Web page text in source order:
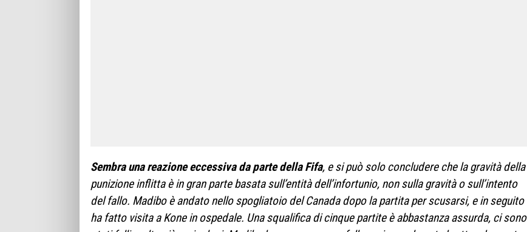
Sembra una reazione eccessiva da parte della Fifa, e si può solo concludere che la gravità della
punizione inflitta è in gran parte basata sull’entità dell’infortunio, non sulla gravità o sull’intento
del fallo. Madibo è andato nello spogliatoio del Canada dopo la partita per scusarsi, e in seguito
ha fatto visita a Kone in ospedale. Una squalifica di cinque partite è abbastanza assurda, ci sono